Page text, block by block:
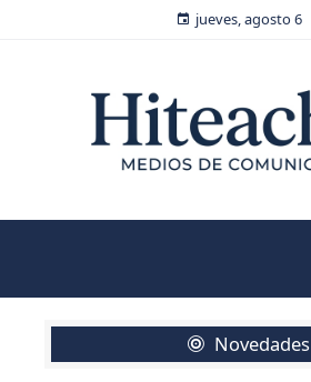
jueves, agosto 6
Novedades